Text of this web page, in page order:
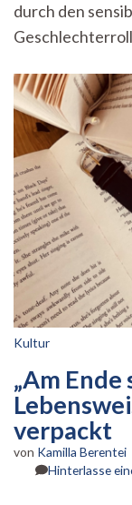
durch den
Kultur
„Am
verpackt
von Kamilla Berentei
Hinterlasse